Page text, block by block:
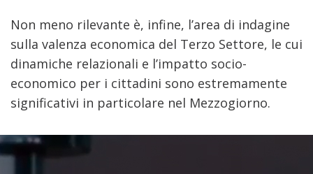
Non meno rilevante è, infine, l’area di indagine
sulla valenza economica del Terzo Settore, le cui
dinamiche relazionali e l’impatto socio-
economico per i cittadini sono estremamente
significativi in particolare nel Mezzogiorno.